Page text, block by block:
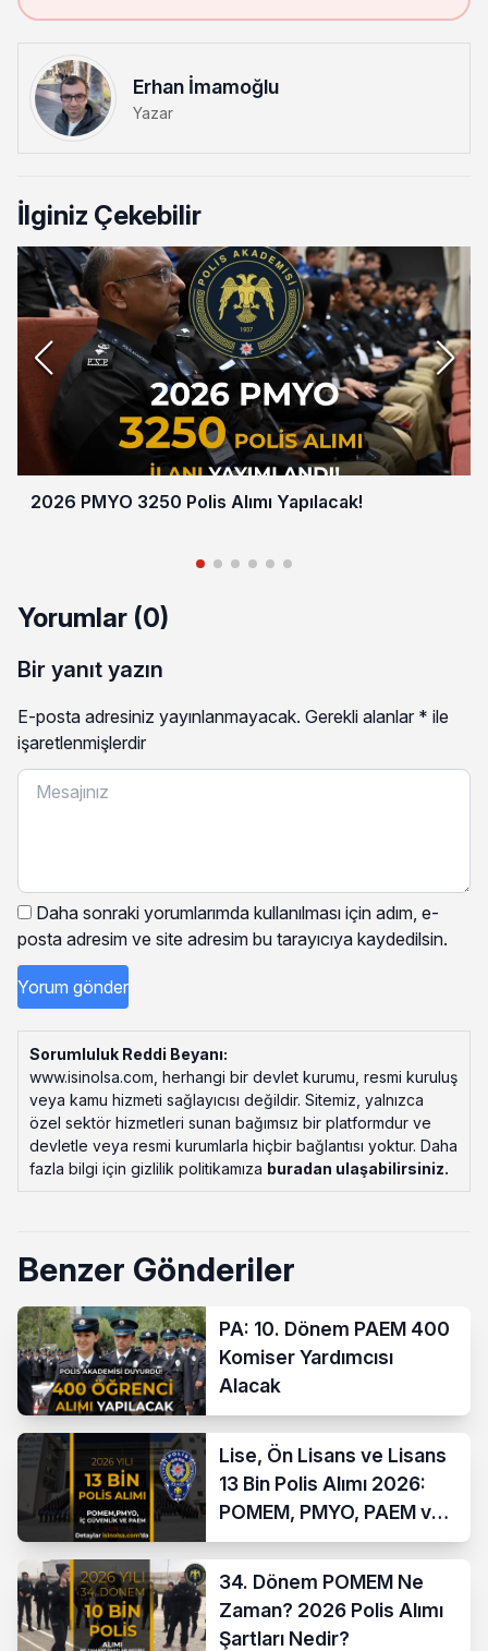
Erhan İmamoğlu
Yazar
İlginiz Çekebilir
2026 PMYO 3250 Polis Alımı Yapılacak!
Yorumlar (0)
Bir yanıt yazın
E-posta adresiniz yayınlanmayacak. Gerekli alanlar * ile
işaretlenmişlerdir
Daha sonraki yorumlarımda kullanılması için adım, e-
posta adresim ve site adresim bu tarayıcıya kaydedilsin.
Sorumluluk Reddi Beyanı:
www.isinolsa.com, herhangi bir devlet kurumu, resmi kuruluş
veya kamu hizmeti sağlayıcısı değildir. Sitemiz, yalnızca
özel sektör hizmetleri sunan bağımsız bir platformdur ve
devletle veya resmi kurumlarla hiçbir bağlantısı yoktur. Daha
fazla bilgi için gizlilik politikamıza buradan ulaşabilirsiniz.
Benzer Gönderiler
PA: 10. Dönem PAEM 400
Komiser Yardımcısı
Alacak
Lise, Ön Lisans ve Lisans
13 Bin Polis Alımı 2026:
POMEM, PMYO, PAEM ve
İç Güvenlik
34. Dönem POMEM Ne
Zaman? 2026 Polis Alımı
Şartları Nedir?